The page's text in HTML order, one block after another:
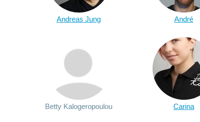
Andreas Jung André
Betty Kalogeropoulou Carina